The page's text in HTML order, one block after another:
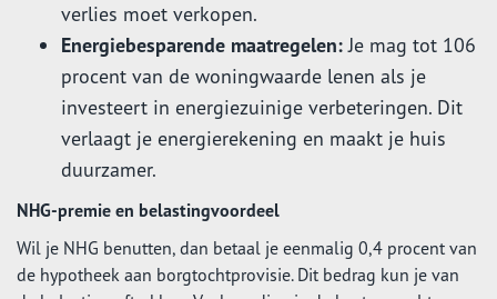
verlies moet verkopen.
Energiebesparende maatregelen:Je mag tot 106
procent van de woningwaarde lenen als je
investeert in energiezuinige verbeteringen. Dit
verlaagt je energierekening en maakt je huis
duurzamer.
NHG-premie en belastingvoordeel
Wil je NHG benutten, dan betaal je eenmalig 0,4 procent van
de hypotheek aan borgtochtprovisie. Dit bedrag kun je van